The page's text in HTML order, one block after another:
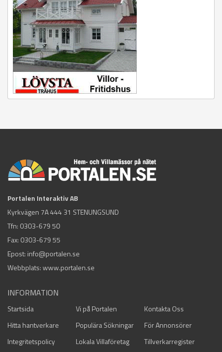
Portalen Interaktiv AB
Kyrkvägen 7A 444 31 STENUNGSUND
Tfn: 0303-679 50
Fax: 0303-679 55
Epost: info@portalen.se
Webbplats: www.portalen.se
INFORMATION
Startsida Vi på Portalen
Kontakta Oss
Hitta hantverkare
Populära Sökningar
För Annonsörer
Integritetspolicy
Lokala Villaföretag Tillverkarregister